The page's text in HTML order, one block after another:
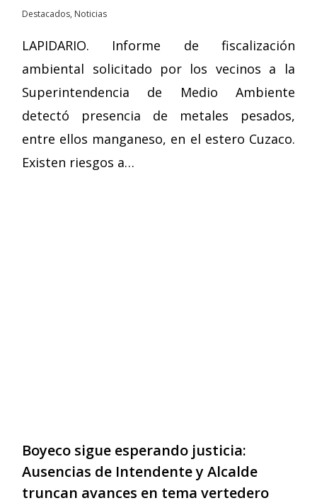
Destacados, Noticias
LAPIDARIO. Informe de fiscalización
ambiental solicitado por los vecinos a la
Superintendencia de Medio Ambiente
detectó presencia de metales pesados,
entre ellos manganeso, en el estero Cuzaco.
Existen riesgos a…
Boyeco sigue esperando justicia:
Ausencias de Intendente y Alcalde
truncan avances en tema vertedero